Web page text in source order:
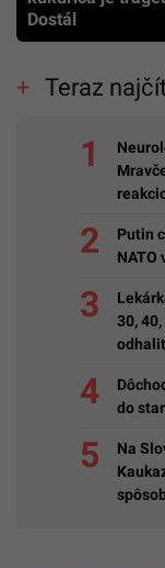
Dostál
Teraz
Putin
NATO
30,
do
Na